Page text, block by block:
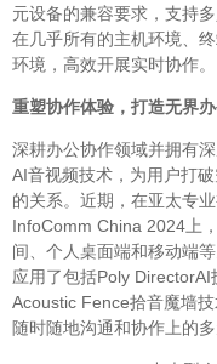
元设备的兼容要求，支持
在几乎所有的主机环境、
环境，高效开展实时协作。
重塑协作体验，打造无界
深耕办公协作领域并拥有
AI音视频技术，为用户打
的关系。近期，在亚太专
InfoComm China 2024上
间、个人桌面端和移动端
应用了包括Poly
Acoustic Fence拾音魔墙
随时随地沟通和协作上的多